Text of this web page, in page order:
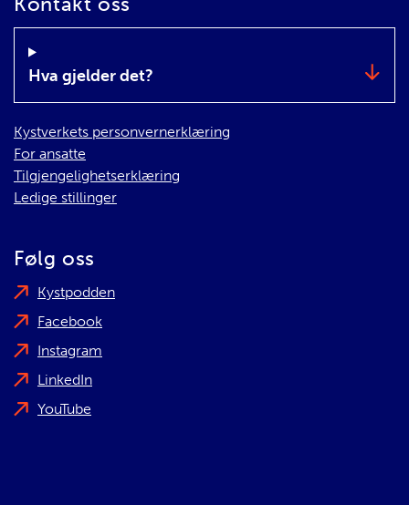
Hva gjelder det?
Kystverkets personvernerklæring
For ansatte
Tilgjengelighetserklæring
Ledige stillinger
Følg oss
Kystpodden
Facebook
Instagram
LinkedIn
YouTube